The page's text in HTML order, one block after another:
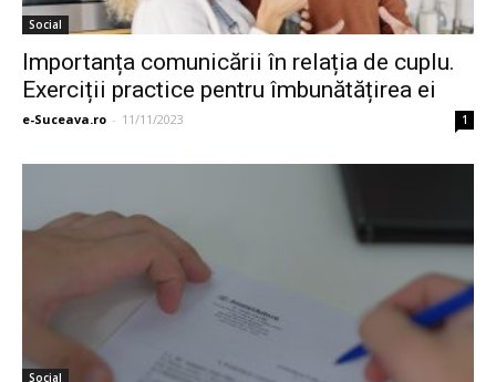
Social
Importanța comunicării în relația de cuplu.
Exerciții practice pentru îmbunătățirea ei
e-Suceava.ro - 11/11/2023 1
Social